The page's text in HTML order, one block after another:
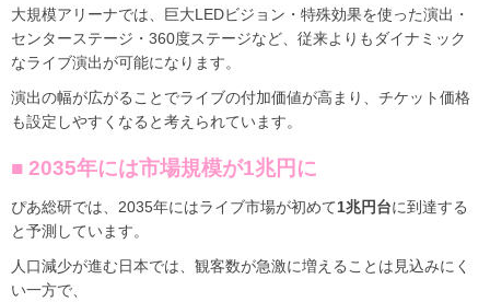
大規模アリーナでは、巨大LEDビジョン・特殊効果を使った演出・
センターステージ・360度ステージなど、従来よりもダイナミック
なライブ演出が可能になります。
演出の幅が広がることでライブの付加価値が高まり、チケット価格
も設定しやすくなると考えられています。
■ 2035年には市場規模が1兆円に
ぴあ総研では、2035年にはライブ市場が初めて1兆円台に到達する
と予測しています。
人口減少が進む日本では、観客数が急激に増えることは見込みにく
い一方で、